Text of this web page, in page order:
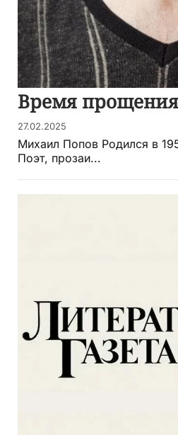
Время
27.02.2025
Михаил Попов Родился в
Поэт, прозаи...